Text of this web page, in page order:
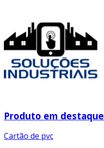
Produto em destaque
Cartão de pvc